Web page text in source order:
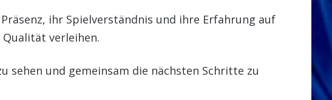
ihr Spielverständnis und ihre Erfahrung auf
verleihen.
sehen und gemeinsam die nächsten Schritte zu